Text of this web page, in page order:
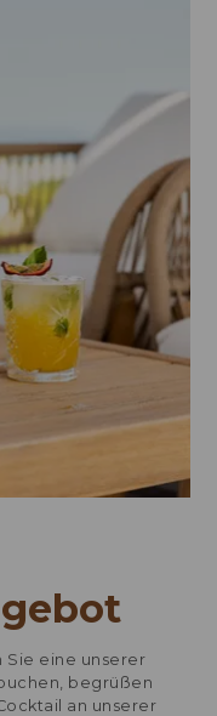
Sie eine unserer
begrüßen
an unserer